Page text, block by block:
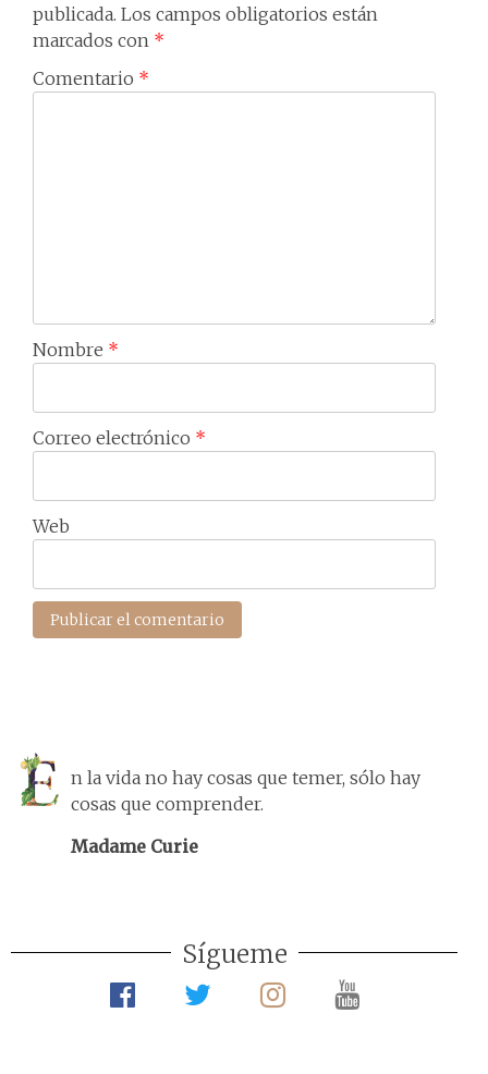
publicada. Los campos obligatorios están
marcados con *
Comentario *
Nombre *
Correo electrónico *
Web
n la vida no hay cosas que temer, sólo hay
cosas que comprender.
Madame Curie
Sígueme